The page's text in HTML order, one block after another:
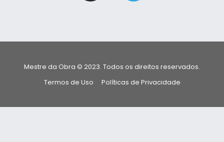
Mestre da Obra © 2023. Todos os direitos reservados.
Termos de Uso
Políticas de Privacidade